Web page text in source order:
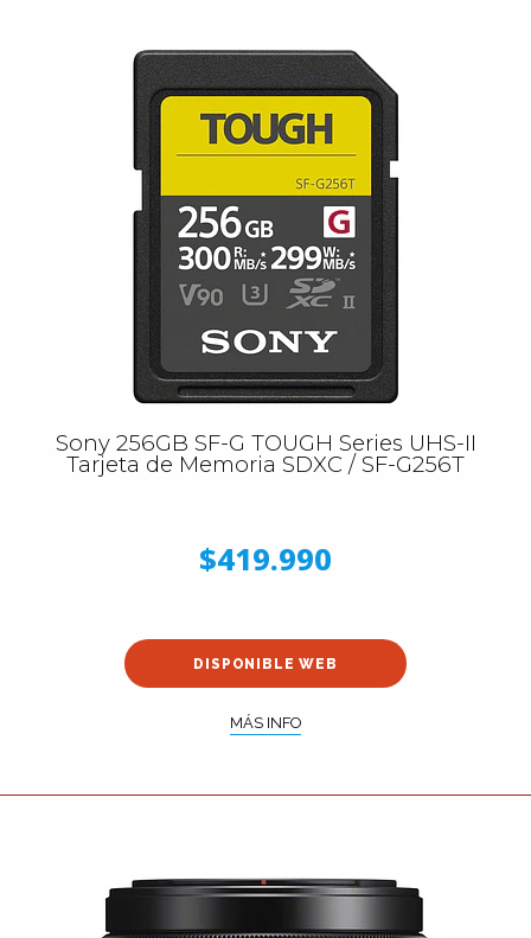
Sony 256GB SF-G TOUGH Series UHS-II
Tarjeta de Memoria SDXC / SF-G256T
$419.990
DISPONIBLE WEB
MÁS INFO